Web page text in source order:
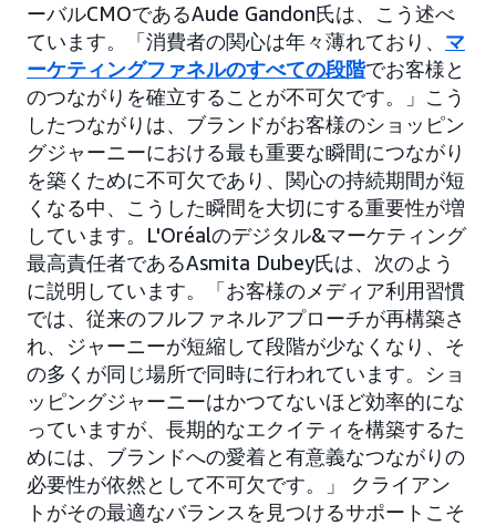
ーバルCMOであるAude Gandon氏は、こう述べ
ています。「消費者の関心は年々薄れており、 マ
ーケティングファネルのすべての段階でお客様と
のつながりを確立することが不可欠です。」こう
したつながりは、ブランドがお客様のショッピン
グジャーニーにおける最も重要な瞬間につながり
を築くために不可欠であり、関心の持続期間が短
くなる中、こうした瞬間を大切にする重要性が増
しています。L'Oréalのデジタル&マーケティング
最高責任者であるAsmita Dubey氏は、次のよう
に説明しています。「お客様のメディア利用習慣
では、従来のフルファネルアプローチが再構築さ
れ、ジャーニーが短縮して段階が少なくなり、そ
の多くが同じ場所で同時に行われています。ショ
ッピングジャーニーはかつてないほど効率的にな
っていますが、長期的なエクイティを構築するた
めには、ブランドへの愛着と有意義なつながりの
必要性が依然として不可欠です。」 クライアン
トがその最適なバランスを見つけるサポートこそ